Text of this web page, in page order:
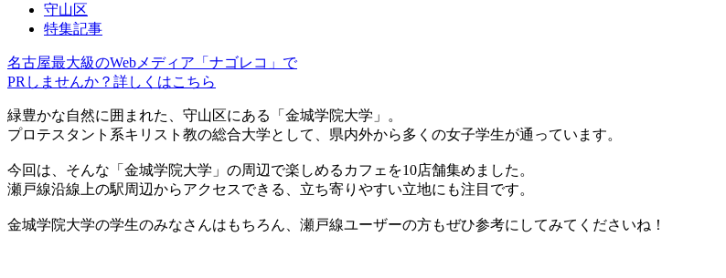
守山区
特集記事
名古屋最大級のWebメディア「ナゴレコ」で
PRしませんか？詳しくはこちら
緑豊かな自然に囲まれた、守山区にある「金城学院大学」。
プロテスタント系キリスト教の総合大学として、県内外から多くの女子学生が通っています。
今回は、そんな「金城学院大学」の周辺で楽しめるカフェを10店舗集めました。
瀬戸線沿線上の駅周辺からアクセスできる、立ち寄りやすい立地にも注目です。
金城学院大学の学生のみなさんはもちろん、瀬戸線ユーザーの方もぜひ参考にしてみてくださいね！